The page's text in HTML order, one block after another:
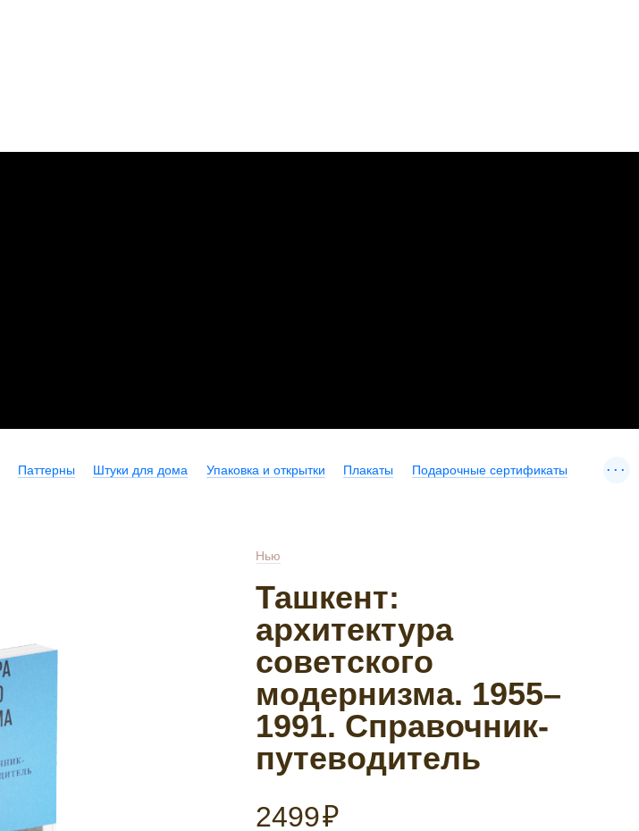
Паттерны Штуки для дома Упаковка и открытки Плакаты Подарочные сертификаты ...
Нью
Ташкент:
архитектура
советского
модернизма. 1955–
1991. Справочник-
путеводитель
2499₽